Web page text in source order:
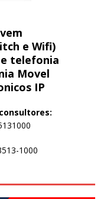
e Wifi)
telefonia
Movel
IP
1000